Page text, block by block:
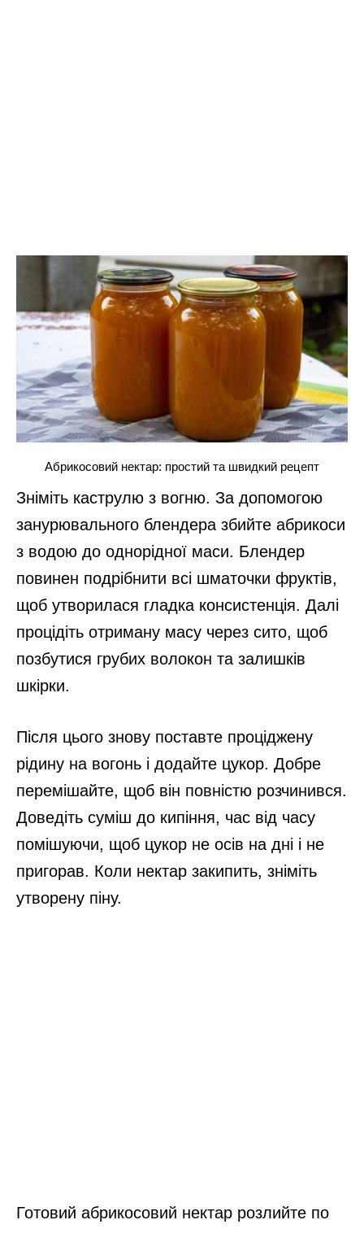
Абрикосовий нектар: простий та швидкий рецепт
Зніміть каструлю з вогню. За допомогою
занурювального блендера збийте абрикоси
з водою до однорідної маси. Блендер
повинен подрібнити всі шматочки фруктів,
щоб утворилася гладка консистенція. Далі
процідіть отриману масу через сито, щоб
позбутися грубих волокон та залишків
шкірки.
Після цього знову поставте проціджену
рідину на вогонь і додайте цукор. Добре
перемішайте, щоб він повністю розчинився.
Доведіть суміш до кипіння, час від часу
помішуючи, щоб цукор не осів на дні і не
пригорав. Коли нектар закипить, зніміть
утворену піну.
Готовий абрикосовий нектар розлийте по